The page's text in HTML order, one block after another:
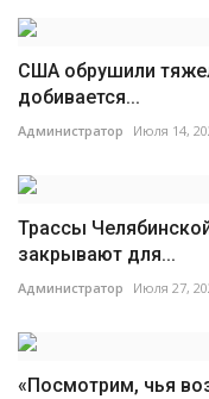
США обрушили
добивается...
Администратор Июля 14,
Трассы
закрывают для...
Администратор Июля 27,
«Посмотрим, чья